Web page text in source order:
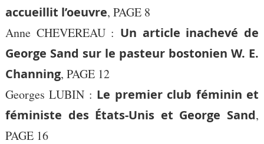
accueillit l’oeuvre, PAGE 8
Anne CHEVEREAU : Un article inachevé de
George Sand sur le pasteur bostonien W. E.
Channing, PAGE 12
Georges LUBIN : Le premier club féminin et
féministe des États-Unis et George Sand,
PAGE 16